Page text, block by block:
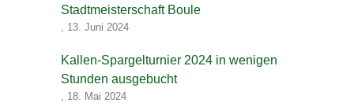
Stadtmeisterschaft Boule
, 13. Juni 2024
Kallen-Spargelturnier 2024 in wenigen
Stunden ausgebucht
, 18. Mai 2024